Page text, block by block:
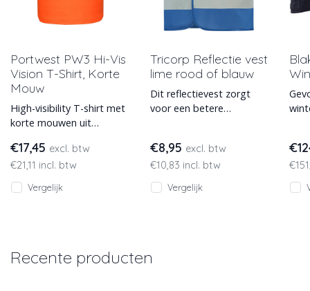
Portwest PW3 Hi-Vis
Vision T-Shirt, Korte
Mouw
High-visibility T-shirt met
korte mouwen uit
UPF35+ en EN ISO 20471.
Leve
€17,45 excl. btw
€21,11 incl. btw
Vergelijk
Tricorp Reflectie vest
lime rood of blauw
Dit reflectievest zorgt
voor een betere
werkomstandigheden.
Het hesje he
€8,95 excl. btw
€10,83 incl. btw
Vergelijk
Recente producten